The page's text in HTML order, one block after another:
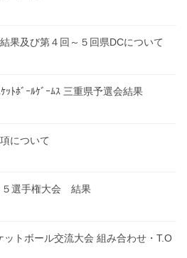
果及び第４回～５回県DCについて
ﾄﾎﾞｰﾙｹﾞｰﾑｽ 三重県予選会結果
について
５選手権大会 結果
トボール交流大会 組み合わせ・T.O